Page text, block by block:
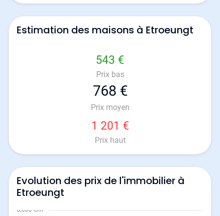
Estimation des maisons à Etroeungt
543 €
Prix bas
768 €
Prix moyen
1 201 €
Prix haut
Evolution des prix de l'immobilier à
Etroeungt